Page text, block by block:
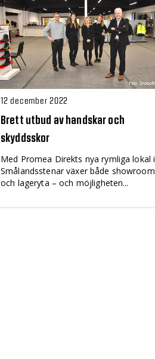
12 december 2022
Brett utbud av handskar och
skyddsskor
Med Promea Direkts nya rymliga lokal i
Smålandsstenar växer både showroom
och lageryta – och möjligheten...